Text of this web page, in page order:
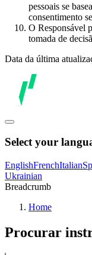
pessoais se
consentimento
O Responsável
tomada de
Data da última
Select your
EnglishFrenchItalian
Ukrainian
Breadcrumb
Home
Procurar